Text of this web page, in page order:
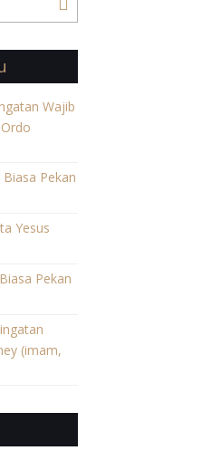
Wajib
Pekan
Yesus
Pekan
(imam,